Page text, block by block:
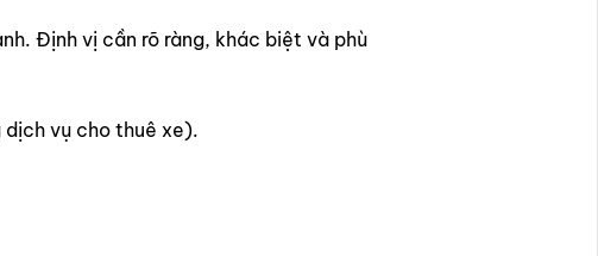
Định vị cần rõ ràng, khác biệt và phù
dịch vụ cho thuê xe).